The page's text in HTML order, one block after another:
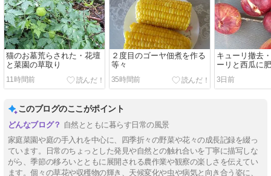
猫のお墓荒らされた・花壇
と菜園の草取り
11時間前
２度目のゴーヤ佃煮を作る
等々
35時間前
キューリ撤去
ーリと西瓜に
3日前
このブログのここがポイント
自然とともに暮らす日常の風景
家庭菜園や庭の手入れを中心に、四季折々の野菜や花々の成長記録を綴っ
ています。日常のちょっとした発見や自然との触れ合いを丁寧に描写しな
がら、季節の移ろいとともに展開される農作業や観察の楽しさを伝えてい
ます。個々の草花や収穫物の輝き、天候変化や虫や病気と向き合う姿に、